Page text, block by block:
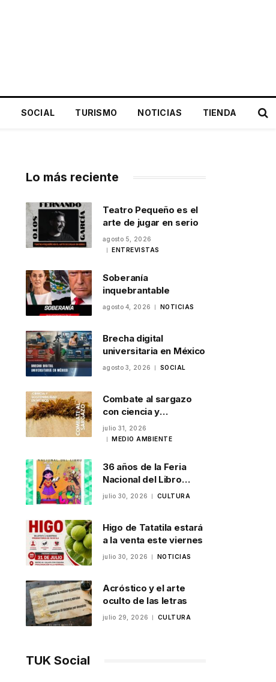
SOCIAL TURISMO NOTICIAS TIENDA
Lo más reciente
Teatro Pequeño es el
arte de jugar en serio
agosto 5, 2026
ENTREVISTAS
Soberanía
inquebrantable
agosto 4, 2026 NOTICIAS
Brecha digital
universitaria en México
agosto 3, 2026 SOCIAL
Combate al sargazo
con ciencia y
sostenibilidad en
México
julio 31, 2026
MEDIO AMBIENTE
36 años de la Feria
Nacional del Libro
Infantil y Juvenil en
julio 30, 2026 CULTURA
Higo de Tatatila estará
a la venta este viernes
julio 30, 2026 NOTICIAS
Acróstico y el arte
oculto de las letras
julio 29, 2026 CULTURA
TUK Social